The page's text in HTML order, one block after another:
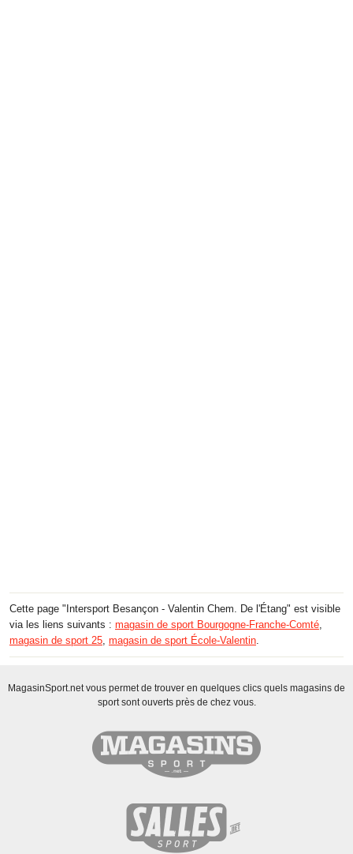
Cette page "Intersport Besançon - Valentin Chem. De l'Étang" est visible
via les liens suivants : magasin de sport Bourgogne-Franche-Comté,
magasin de sport 25, magasin de sport École-Valentin.
MagasinSport.net vous permet de trouver en quelques clics quels magasins de
sport sont ouverts près de chez vous.